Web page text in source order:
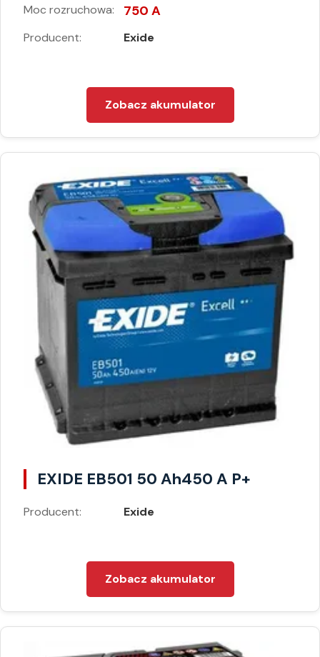
Moc rozruchowa: 750 A
Producent: Exide
Zobacz akumulator
EXIDE EB501 50 Ah450 A P+
Producent: Exide
Zobacz akumulator